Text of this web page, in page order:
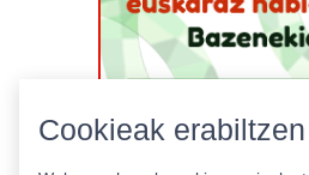
Cookieak